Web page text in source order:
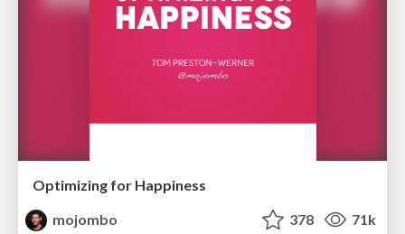
Optimizing for Happiness
mojombo
378 71k